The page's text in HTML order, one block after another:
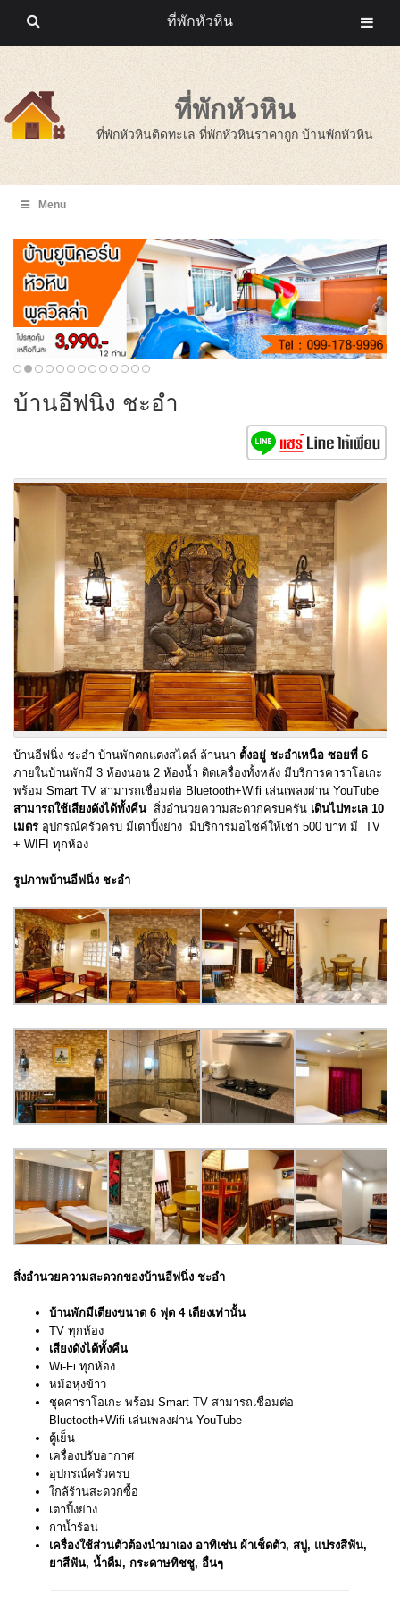
ที่พักหัวหิน
ที่พักหัวหินติดทะเล ที่พักหัวหินราคาถูก บ้านพักหัวหิน
Menu
บ้านอีฟนิ่ง ชะอำ
บ้านอีฟนิ่ง ชะอำ บ้านพักตกแต่งสไตล์ ล้านนา ตั้งอยู่ ชะอำเหนือ ซอยที่ 6
ภายในบ้านพักมี 3 ห้องนอน 2 ห้องน้ำ ติดเครื่องทั้งหลัง มีบริการคาราโอเกะ
พร้อม Smart TV สามารถเชื่อมต่อ Bluetooth+Wifi เล่นเพลงผ่าน YouTube
สามารถใช้เสียงดังได้ทั้งคืน สิ่งอำนวยความสะดวกครบครัน เดินไปทะเล 10
เมตร อุปกรณ์ครัวครบ มีเตาปิ้งย่าง มีบริการมอไซค์ให้เช่า 500 บาท มี TV
+ WIFI ทุกห้อง
รูปภาพบ้านอีฟนิ่ง ชะอำ
สิ่งอำนวยความสะดวกของบ้านอีฟนิ่ง ชะอำ
บ้านพักมีเตียงขนาด 6 ฟุต 4 เตียงเท่านั้น
TV ทุกห้อง
เสียงดังได้ทั้งคืน
Wi-Fi ทุกห้อง
หม้อหุงข้าว
ชุดคาราโอเกะ พร้อม Smart TV สามารถเชื่อมต่อ
Bluetooth+Wifi เล่นเพลงผ่าน YouTube
ตู้เย็น
เครื่องปรับอากาศ
อุปกรณ์ครัวครบ
ใกล้ร้านสะดวกซื้อ
เตาปิ้งย่าง
กาน้ำร้อน
เครื่องใช้ส่วนตัวต้องนำมาเอง อาทิเช่น ผ้าเช็ดตัว, สบู่, แปรงสีฟัน,
ยาสีฟัน, น้ำดื่ม, กระดาษทิชชู, อื่นๆ
ที่พักหัวหิน